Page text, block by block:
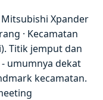
Xpander
· Kecamatan
Titik jemput dan
umumnya dekat
kecamatan.